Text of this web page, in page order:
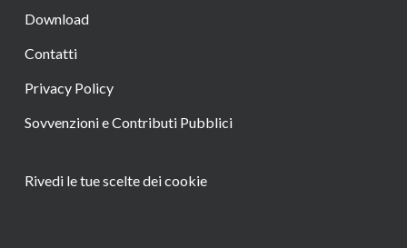
Download
Contatti
Privacy Policy
Sovvenzioni e Contributi Pubblici
Rivedi le tue scelte dei cookie